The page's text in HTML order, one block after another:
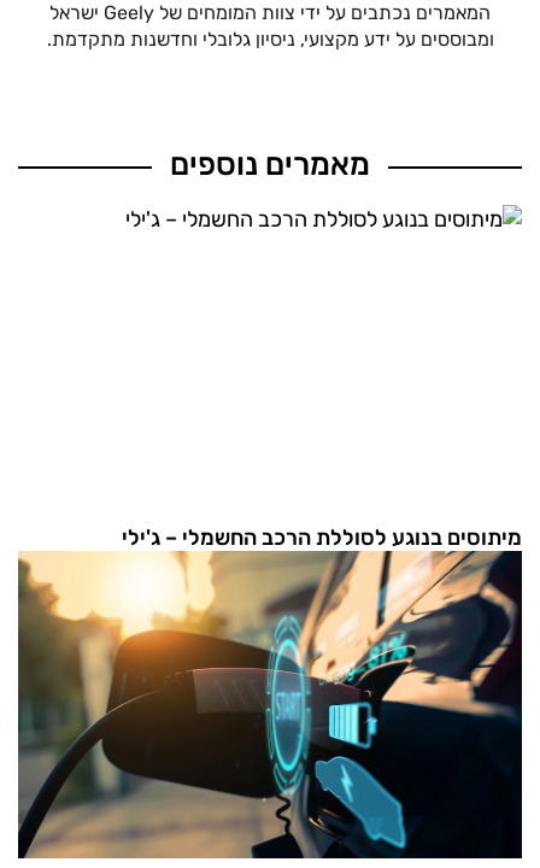
המאמרים נכתבים על ידי צוות המומחים של Geely ישראל
ומבוססים על ידע מקצועי, ניסיון גלובלי וחדשנות מתקדמת.
מאמרים נוספים
מיתוסים בנוגע לסוללת הרכב החשמלי – ג'ילי